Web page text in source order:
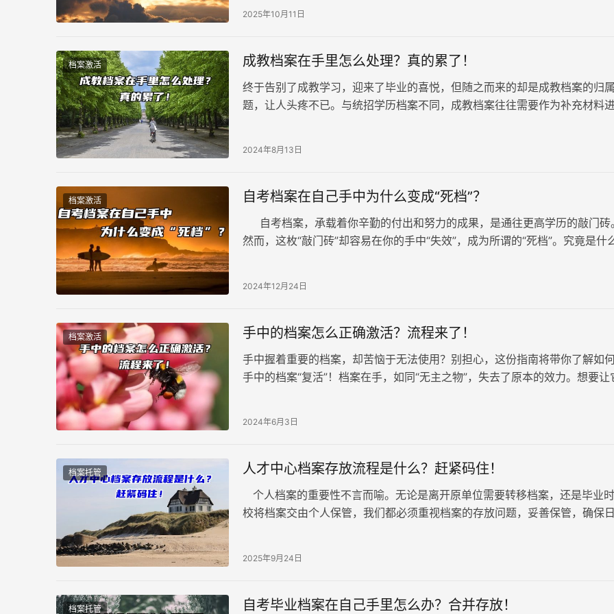
2025年10月11日
档案激活 成教档案在手里怎么处理？真的累了！
终于告别了成教学习，迎来了毕业的喜悦，但随之而来的却是成教档案的归
题，让人头疼不已。与统招学历档案不同，成教档案往往需要作为补充材料
2024年8月13日
档案激活 自考档案在自己手中为什么变成“死档”？
自考档案，承载着你辛勤的付出和努力的成果，是通往更高学历的敲门砖。
然而，这枚“敲门砖”却容易在你的手中“失效”，成为所谓的“死档”。究竟是什
2024年12月24日
档案激活 手中的档案怎么正确激活？流程来了！
手中握着重要的档案，却苦恼于无法使用？别担心，这份指南将带你了解如
手中的档案“复活”！档案在手，如同“无主之物”，失去了原本的效力。想要让
2024年6月3日
档案托管 人才中心档案存放流程是什么？赶紧码住！
个人档案的重要性不言而喻。无论是离开原单位需要转移档案，还是毕业
校将档案交由个人保管，我们都必须重视档案的存放问题，妥善保管，确保
2025年9月24日
档案托管 自考毕业档案在自己手里怎么办？合并存放！